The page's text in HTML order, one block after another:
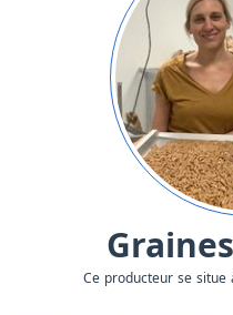
Ce producteur se situe